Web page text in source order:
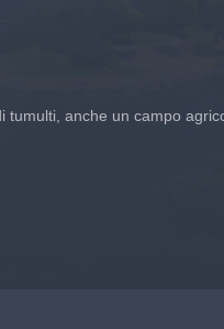
anche un campo